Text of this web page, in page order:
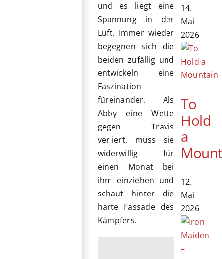
und es liegt eine
Spannung in der
Luft. Immer wieder
begegnen sich die
beiden zufällig und
entwickeln eine
Faszination
füreinander. Als
Abby eine Wette
gegen Travis
verliert, muss sie
widerwillig für
einen Monat bei
ihm einziehen und
schaut hinter die
harte Fassade des
Kämpfers.
14.
Mai
2026
To
Hold
a
12.
Mai
2026